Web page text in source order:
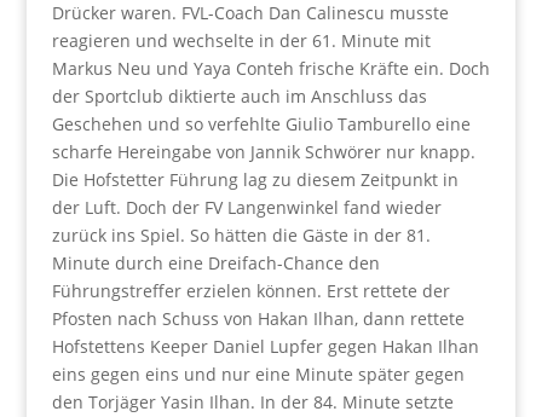
Drücker waren. FVL-Coach Dan Calinescu musste
reagieren und wechselte in der 61. Minute mit
Markus Neu und Yaya Conteh frische Kräfte ein. Doch
der Sportclub diktierte auch im Anschluss das
Geschehen und so verfehlte Giulio Tamburello eine
scharfe Hereingabe von Jannik Schwörer nur knapp.
Die Hofstetter Führung lag zu diesem Zeitpunkt in
der Luft. Doch der FV Langenwinkel fand wieder
zurück ins Spiel. So hätten die Gäste in der 81.
Minute durch eine Dreifach-Chance den
Führungstreffer erzielen können. Erst rettete der
Pfosten nach Schuss von Hakan Ilhan, dann rettete
Hofstettens Keeper Daniel Lupfer gegen Hakan Ilhan
eins gegen eins und nur eine Minute später gegen
den Torjäger Yasin Ilhan. In der 84. Minute setzte